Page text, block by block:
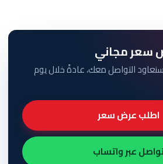
سعر مجاني
التواصل معك، عادةً خلال يوم
اطلب عرض سعر
عبر واتساب